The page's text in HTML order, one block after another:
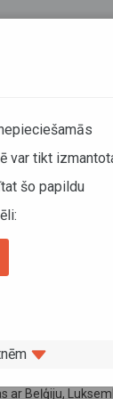
Spānijā
ar Beļģiju,
var tikt
šo papildu